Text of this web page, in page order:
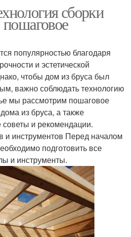
сборки
пошаговое
популярностью благодаря
и эстетической
чтобы дом из бруса был
важно соблюдать технологию
мы рассмотрим пошаговое
из бруса, а также
и рекомендации.
и инструментов Перед началом
подготовить все
и инструменты.